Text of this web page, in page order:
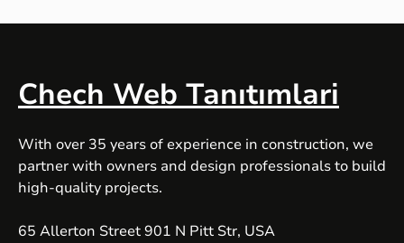
Chech Web Tanıtımlari
With over 35 years of experience in construction, we
partner with owners and design professionals to build
high-quality projects.
65 Allerton Street 901 N Pitt Str, USA